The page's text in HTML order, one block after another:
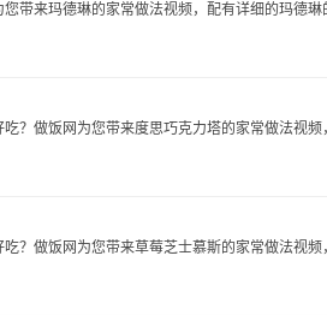
带来玛德琳的家常做法视频，配有详细的玛德
？做饭网为您带来度思巧克力塔的家常做法视
？做饭网为您带来草莓芝士慕斯的家常做法视